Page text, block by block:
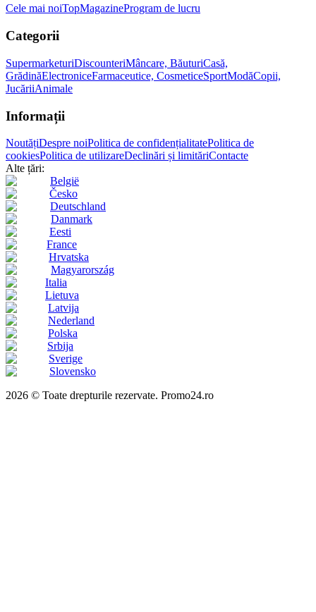
Cele mai noiTopMagazineProgram de lucru
Categorii
SupermarketuriDiscounteriMâncare, BăuturiCasă,
GrădinăElectroniceFarmaceutice, CosmeticeSportModăCopii,
JucăriiAnimale
Informații
NoutățiDespre noiPolitica de confidențialitatePolitica de
cookiesPolitica de utilizareDeclinări și limităriContacte
Alte țări:
België
Česko
Deutschland
Danmark
Eesti
France
Hrvatska
Magyarország
Italia
Lietuva
Latvija
Nederland
Polska
Srbija
Sverige
Slovensko
2026 © Toate drepturile rezervate. Promo24.ro